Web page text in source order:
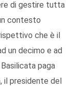
di gestire tutta
contesto
che è il
un decimo e ad
paga
il presidente del